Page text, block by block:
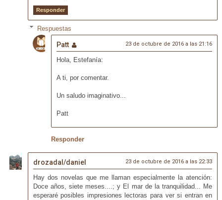
Responder
Respuestas
Patt 23 de octubre de 2016 a las 21:16
Hola, Estefanía:
A ti, por comentar.
Un saludo imaginativo...
Patt
Responder
drozadal/daniel 23 de octubre de 2016 a las 22:33
Hay dos novelas que me llaman especialmente la atención:
Doce años, siete meses....; y El mar de la tranquilidad... Me
esperaré posibles impresiones lectoras para ver si entran en